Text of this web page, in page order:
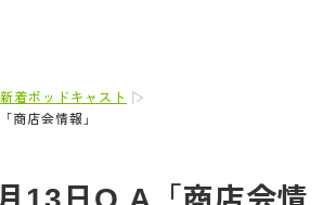
新着ポッドキャスト
商店会情報」